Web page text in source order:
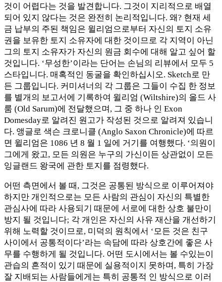
것이 어렵다는 것을 발견합니다. 그것이 지리적으로 배열
되어 있지 않다는 것은 완전히 논리적입니다. 왜? 현재 세
금 납부의 주된 책임은 윌리엄으로부터 자신의 토지 소유
권을 보유한 토지 소유자에 대한 것이므로 각 지역이 아닌
그의 토지 소유자가 자신의 원금 회수에 대해 알고 싶어 할
것입니다. ‘무성한’이라는 단어는 손님의 리뷰에서 모두 5
스타입니다. 매혹적인 동굴을 확인하십시오. Sketch로 만
든 그룹입니다. 커미셔너의 각 그룹은 그들이 수집 한 정보
를 별개의 보고서에 기록하여 윌리엄 (Wiltshire)의 올드 사
룸 (Old Sarum)에 전달했으며, 그 중 하나 인 Exon
Domesday로 알려진 원고가 작성된 것으로 알려져 있습니
다. 앵글로 색슨 크로니클 (Anglo Saxon Chronicle)에 따르
면 윌리엄은 1086 년 8 월 1 일에 거기를 여행했다. ‘의원이
그에게 왔고, 모든 의원은 누구의 가신이든 상관없이 모든
잉글랜드 왕국에 관한 토지를 점령했다.
어떤 측면에서 볼 때, 그것은 공통된 방식으로 이루어져야
하지만 개인적으로는 모든 사람의 관심이 자신의 특별한
관심사에 따라 사용되기 때문에 서로에 대한 상호 불만이
방지 될 것입니다; 각 개인은 자신의 사유 재산을 개선하기
위해 노력할 것이므로, 미덕의 원칙에서 ‘모든 것은 친구
사이에서 공통적이다’라는 속담에 따라 상호간에 좋은 사
무를 수행하게 될 것입니다. 어떤 도시에서는 볼 수있는이
관습의 흔적이 있기 때문에 실용적이지 못하며, 특히 가장
잘 지배되는 사람들에게는 특히 공통적 인 방식으로 이러